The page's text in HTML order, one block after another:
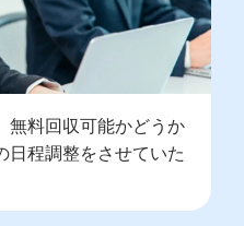
無料回収可能かどうか
日程調整をさせていた